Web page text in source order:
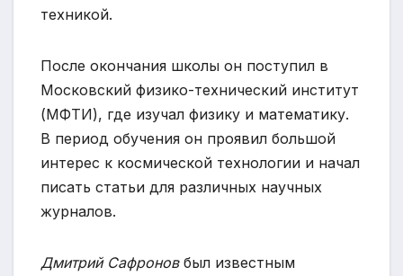
техникой.
После окончания школы он поступил в
Московский физико-технический институт
(МФТИ), где изучал физику и математику.
В период обучения он проявил большой
интерес к космической технологии и начал
писать статьи для различных научных
журналов.
Дмитрий Сафроновбыл известным